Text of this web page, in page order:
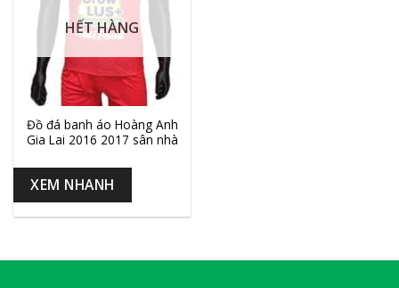
HẾT HÀNG
Đồ đá banh áo Hoàng Anh
Gia Lai 2016 2017 sân nhà
XEM NHANH